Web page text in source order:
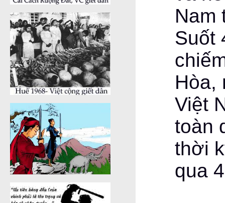
Nam
Suốt
Hòa,
Việt
toàn
thời
qua